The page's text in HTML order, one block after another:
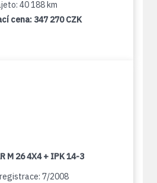
40 188 km
cena: 347 270 CZK
M 26 4X4 + IPK 14-3
7/2008